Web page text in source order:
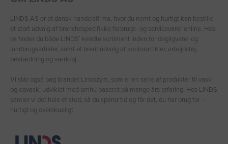
LINDS AS er et dansk handelsfirma, hvor du nemt og hurtigt kan bestille
et stort udvalg af branchespecifikke forbrugs- og servicevarer online. Hos
os finder du både LINDS′ kendte sortiment inden for dagligvarer og
landbrugsartikler, samt et bredt udvalg af kontorartikler, arbejdstøj,
beklædning og værktøj.
Vi står også bag brandet Lincozym, som er en serie af produkter til vask
og opvask, udviklet med omhu baseret på mange års erfaring. Hos LINDS
samler vi det hele ét sted, så du sparer tid og får det, du har brug for –
hurtigt og overskueligt.